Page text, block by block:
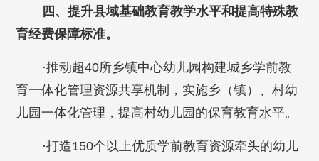
四、提升县域基础教育教学水平和提高特殊教
育经费保障标准。
·推动超40所乡镇中心幼儿园构建城乡学前教
育一体化管理资源共享机制，实施乡（镇）、村幼
儿园一体化管理，提高村幼儿园的保育教育水平。
·打造150个以上优质学前教育资源牵头的幼儿